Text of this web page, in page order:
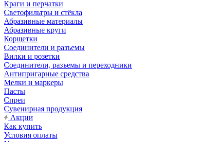
Краги и перчатки
Светофильтры и стёкла
Абразивные материалы
Абразивные круги
Корщетки
Соединители и разъемы
Вилки и розетки
Соединители, разъемы и переходники
Антипригарные средства
Мелки и маркеры
Пасты
Спреи
Сувенирная продукция
Акции
Как купить
Условия оплаты